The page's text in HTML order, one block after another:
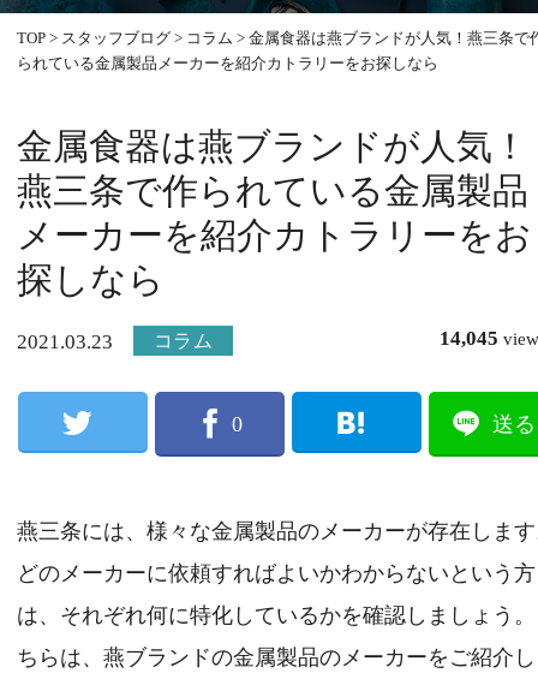
TOP > スタッフブログ > コラム >金属食器は燕ブランドが人気！燕三条で
られている金属製品メーカーを紹介カトラリーをお探しなら
金属食器は燕ブランドが人気！
燕三条で作られている金属製品
メーカーを紹介カトラリーをお
探しなら
2021.03.23 コラム 14,045 view
0 送る
燕三条には、様々な金属製品のメーカーが存在しま
どのメーカーに依頼すればよいかわからないという方
は、それぞれ何に特化しているかを確認しましょう
ちらは、燕ブランドの金属製品のメーカーをご紹介